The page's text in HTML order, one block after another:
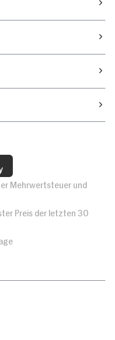
Mehrwertsteuer und
Preis der letzten 30